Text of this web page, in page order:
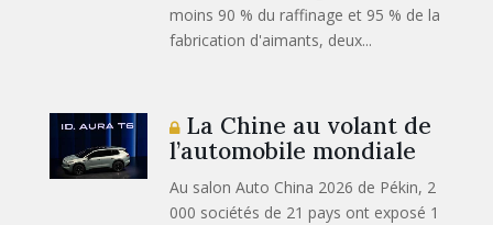
moins 90 % du raffinage et 95 % de la
fabrication d'aimants, deux...
La Chine au volant de
l’automobile mondiale
Au salon Auto China 2026 de Pékin, 2
000 sociétés de 21 pays ont exposé 1